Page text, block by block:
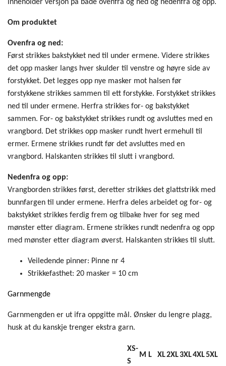
inneholder versjon på både ovenfra og ned og nedenfra og opp.
Om produktet
Ovenfra og ned:
Først strikkes bakstykket ned til under ermene. Videre strikkes
det opp masker langs hver skulder til venstre og høyre side av
forstykket. Det legges opp nye masker mot halsen før
forstykkene strikkes sammen til ett forstykke. Forstykket strikkes
ned til under ermene. Herfra strikkes for- og bakstykket
sammen. For- og bakstykket strikkes rundt og avsluttes med en
vrangbord. Det strikkes opp masker rundt hvert ermehull til
ermer. Ermene strikkes rundt før det avsluttes med en
vrangbord. Halskanten strikkes til slutt i vrangbord.
Nedenfra og opp:
Vrangborden strikkes først, deretter strikkes det glattstrikk med
bunnfargen til under ermene. Herfra deles arbeidet og for- og
bakstykket strikkes ferdig frem og tilbake hver for seg med
mønster etter diagram. Ermene strikkes rundt nedenfra og opp
med mønster etter diagram øverst. Halskanten strikkes til slutt.
Veiledende pinner: Pinne nr 4
Strikkefasthet: 20 masker = 10 cm
Garnmengde
Garnmengden er ut ifra oppgitte mål. Ønsker du lengre plagg,
husk at du kanskje trenger ekstra garn.
XS-
S
M L XL2XL3XL4XL5XL